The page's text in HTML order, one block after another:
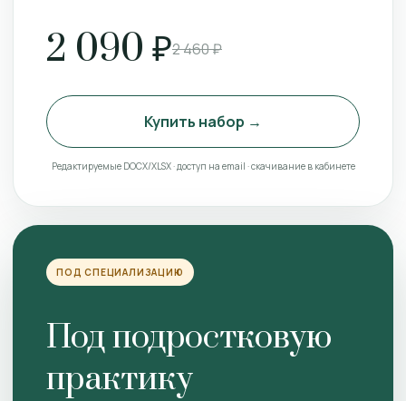
2 090 ₽2 460 ₽
Купить набор →
Редактируемые DOCX/XLSX · доступ на email · скачивание в кабинете
ПОД СПЕЦИАЛИЗАЦИЮ
Под подростковую
практику